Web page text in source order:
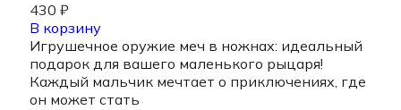
430 ₽
В корзину
Игрушечное оружие меч в ножнах: идеальный
подарок для вашего маленького рыцаря!
Каждый мальчик мечтает о приключениях, где
он может стать